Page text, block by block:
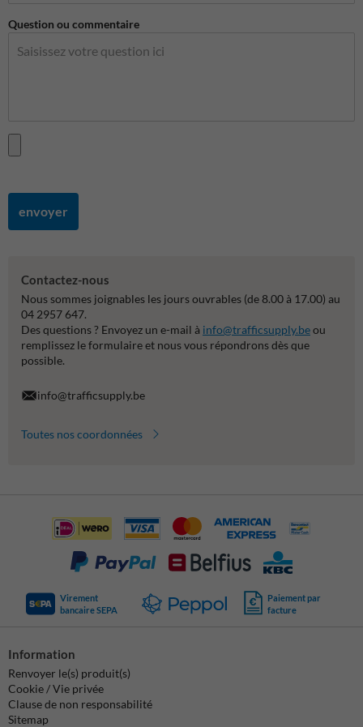
Question ou commentaire
envoyer
Contactez-nous
Nous sommes joignables les jours ouvrables (de 8.00 à 17.00) au
04 2957 647.
Des questions ? Envoyez un e-mail à info@trafficsupply.beou
remplissez le formulaire et nous vous répondrons dès que
possible.
info@trafficsupply.be
Toutes nos coordonnées
Virement
bancaire SEPA
Paiement par
facture
Information
Renvoyer le(s) produit(s)
Cookie / Vie privée
Clause de non responsabilité
Sitemap